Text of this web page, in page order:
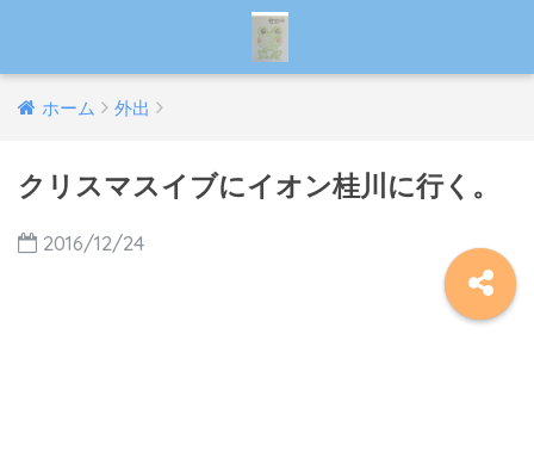
ホーム 外出
クリスマスイブにイオン桂川に行く。
2016/12/24